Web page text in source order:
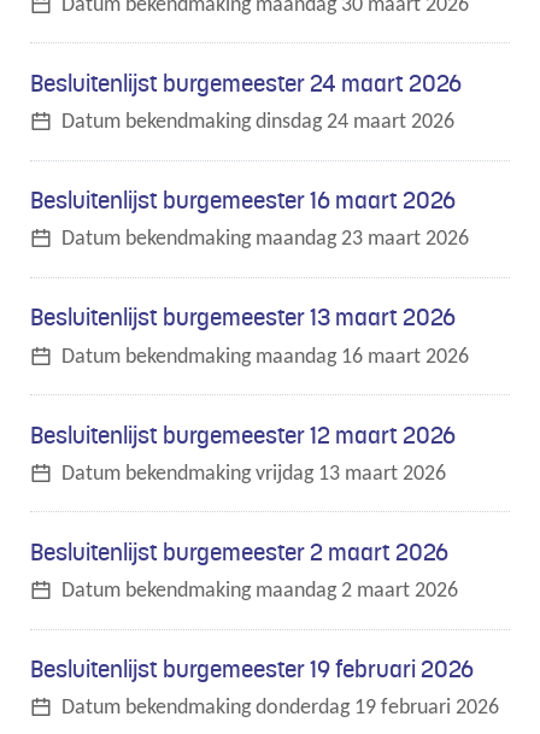
Datum bekendmakingmaandag 30 maart 2026
Besluitenlijst burgemeester 24 maart 2026
Datum bekendmakingdinsdag 24 maart 2026
Besluitenlijst burgemeester 16 maart 2026
Datum bekendmakingmaandag 23 maart 2026
Besluitenlijst burgemeester 13 maart 2026
Datum bekendmakingmaandag 16 maart 2026
Besluitenlijst burgemeester 12 maart 2026
Datum bekendmakingvrijdag 13 maart 2026
Besluitenlijst burgemeester 2 maart 2026
Datum bekendmakingmaandag 2 maart 2026
Besluitenlijst burgemeester 19 februari 2026
Datum bekendmakingdonderdag 19 februari 2026